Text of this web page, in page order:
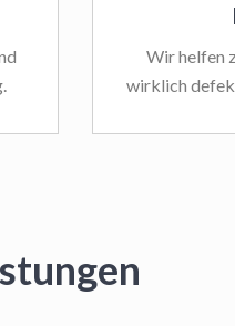
Wir helfen
wirklich